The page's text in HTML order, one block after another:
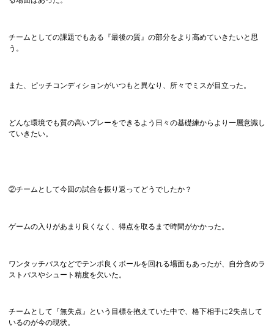
チームとしての課題でもある『最後の質』の部分をより高めていきたいと思
う。
また、ピッチコンディションがいつもと異なり、所々でミスが目立った。
どんな環境でも質の高いプレーをできるよう日々の基礎練からより一層意識し
ていきたい。
②チームとして今回の試合を振り返ってどうでしたか？
ゲームの入りがあまり良くなく、得点を取るまで時間がかかった。
ワンタッチパスなどでテンポ良くボールを回れる場面もあったが、自分含めラ
ストパスやシュート精度を欠いた。
チームとして『無失点』という目標を抱えていた中で、格下相手に2失点して
いるのが今の現状。